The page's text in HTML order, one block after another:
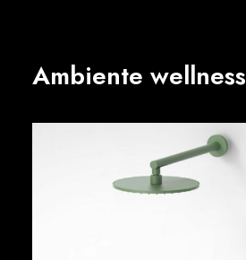
Ambiente wellness